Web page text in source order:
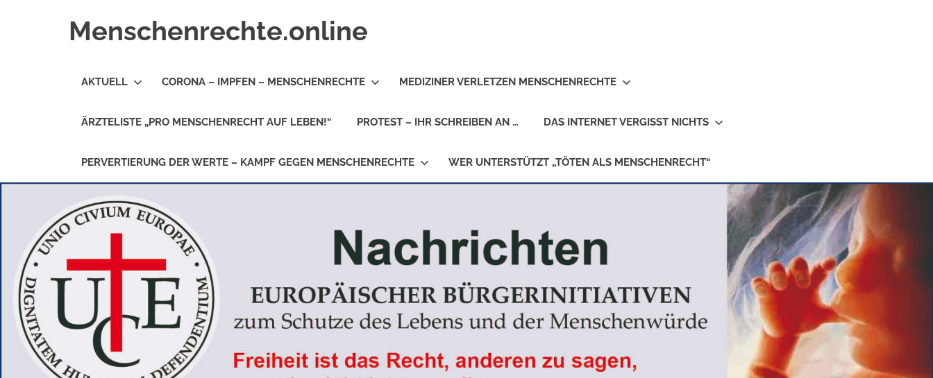
Menschenrechte.online
alle
Geborene
AKTUELL CORONA – IMPFEN – MENSCHENRECHTE MEDIZINER VERLETZEN MENSCHENRECHTE
ÄRZTELISTE „PRO MENSCHENRECHT AUF LEBEN!“ PROTEST – IHR SCHREIBEN AN … DAS INTERNET VERGISST NICHTS
PERVERTIERUNG DER WERTE – KAMPF GEGEN MENSCHENRECHTE WER UNTERSTÜTZT „TÖTEN ALS MENSCHENRECHT“